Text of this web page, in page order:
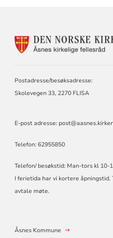
Postadresse/besøksadresse:
Skolevegen 33, 2270 FLISA
E-post adresse:
Telefon: 62955850
Telefon/ besøkstid: Man-tors kl 10-
I ferietida har vi kortere åpningstid.
avtale møte.
Åsnes Kommune